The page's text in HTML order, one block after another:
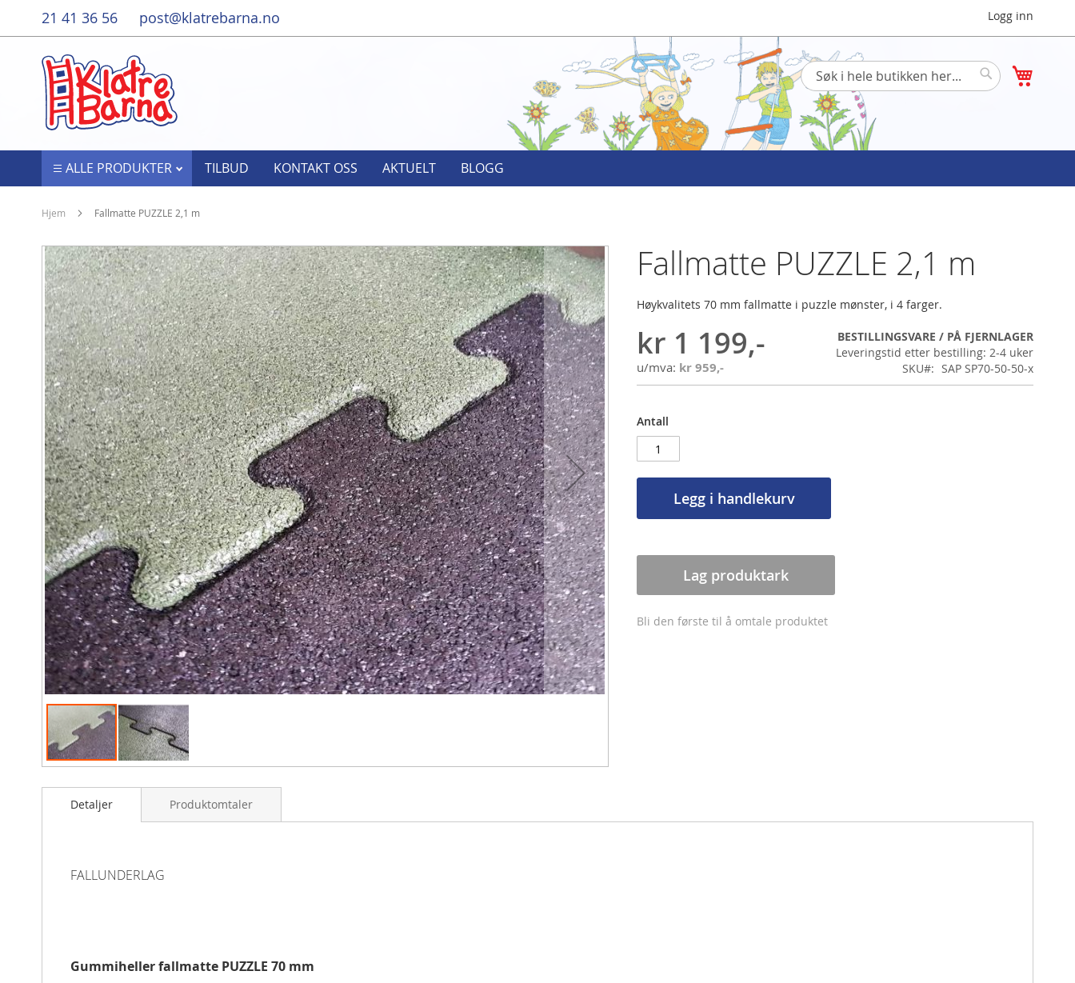
Hopp
Logg inn
21 41 36 56 post@klatrebarna.no
Søk
Søk
ALLE PRODUKTER TILBUD KONTAKT OSS AKTUELT BLOGG
Hjem Fallmatte PUZZLE 2,1 m
Gå
til
slutten
av
bildegalleri
til
begynnelsen
Fallmatte PUZZLE 2,1 m
Høykvalitets 70 mm fallmatte i puzzle mønster, i 4 farger.
kr 1 199,-
kr 959,-
BESTILLINGSVARE / PÅ FJERNLAGER
Leveringstid etter bestilling: 2-4 uker
SKU
SAP SP70-50-50-x
Antall
Legg i handlekurv
Lag produktark
Bli den første til å omtale produktet
Detaljer
FALLUNDERLAG
Gummiheller fallmatte PUZZLE 70 mm
Produktomtaler